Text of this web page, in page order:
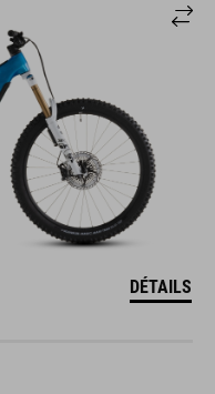
DÉTAILS